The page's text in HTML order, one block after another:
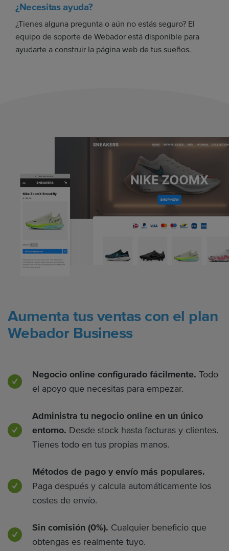
¿Necesitas ayuda?
¿Tienes alguna pregunta o aún no estás seguro? El
equipo de soporte de Webador está disponible para
ayudarte a construir la página web de tus sueños.
Aumenta tus ventas con el plan
Webador Business
Negocio online configurado fácilmente. Todo
el apoyo que necesitas para empezar.
Administra tu negocio online en un único
entorno. Desde stock hasta facturas y clientes.
Tienes todo en tus propias manos.
Métodos de pago y envío más populares.
Paga después y calcula automáticamente los
costes de envío.
Sin comisión (0%). Cualquier beneficio que
obtengas es realmente tuyo.